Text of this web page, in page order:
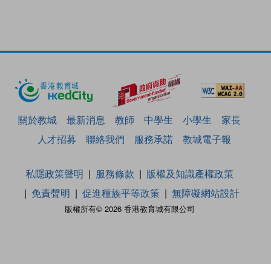
關於教城 最新消息 教師 中學生 小學生
家長
人才招募
聯絡我們 服務承諾 教城電子報
版權所有© 2026 香港教育城有限公司
私隱政策聲明 服務條款
版權及知識產權政策
免責聲明
促進種族平等政策 無障礙網站設計